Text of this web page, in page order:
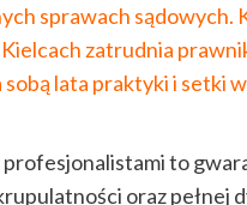
sprawach sądowych.
zatrudnia
sobą lata praktyki i setki
profesjonalistami to
oraz pełnej